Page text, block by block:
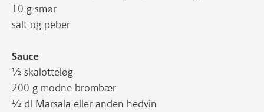
10 g smør
salt og peber
Sauce
½ skalotteløg
200 g modne brombær
½ dl Marsala eller anden hedvin